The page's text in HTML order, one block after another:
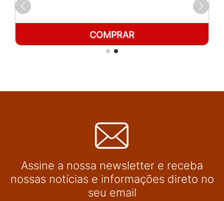
COMPRAR
Assine a nossa newsletter e receba
nossas notícias e informações direto no
seu email